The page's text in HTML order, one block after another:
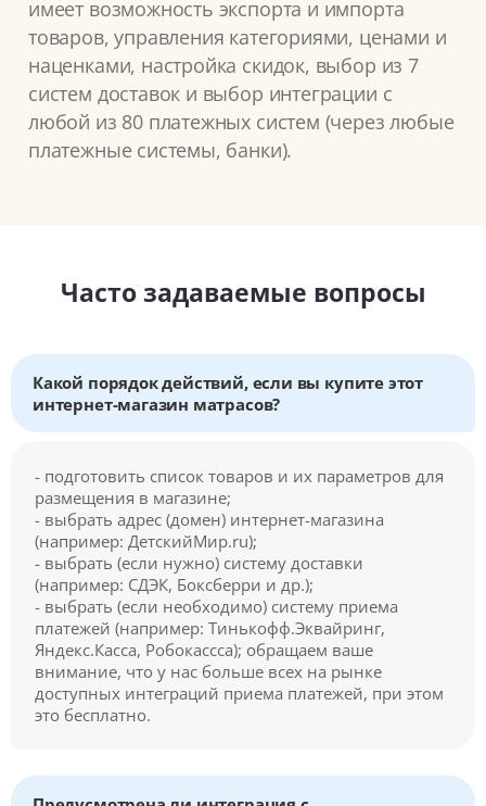
имеет возможность экспорта и импорта
товаров, управления категориями, ценами и
наценками, настройка скидок, выбор из 7
систем доставок и выбор интеграции с
любой из 80 платежных систем (через любые
платежные системы, банки).
Часто задаваемые вопросы
Какой порядок действий, если вы купите этот
интернет-магазин матрасов?
- подготовить список товаров и их параметров для
размещения в магазине;
- выбрать адрес (домен) интернет-магазина
(например: ДетскийМир.ru);
- выбрать (если нужно) систему доставки
(например: СДЭК, Боксберри и др.);
- выбрать (если необходимо) систему приема
платежей (например: Тинькофф.Эквайринг,
Яндекс.Касса, Робокассса); обращаем ваше
внимание, что у нас больше всех на рынке
доступных интеграций приема платежей, при этом
это бесплатно.